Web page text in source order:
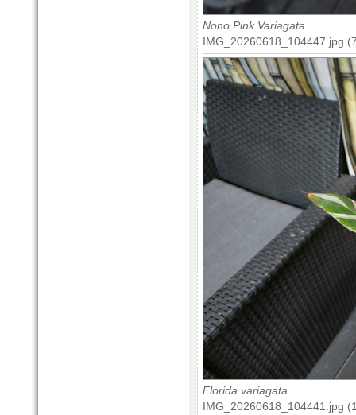
Nono Pink Variagata
IMG_20260618_104447.jpg
Florida variagata
IMG_20260618_104441.jpg